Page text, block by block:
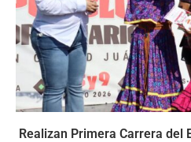
Realizan Primera Carrera del